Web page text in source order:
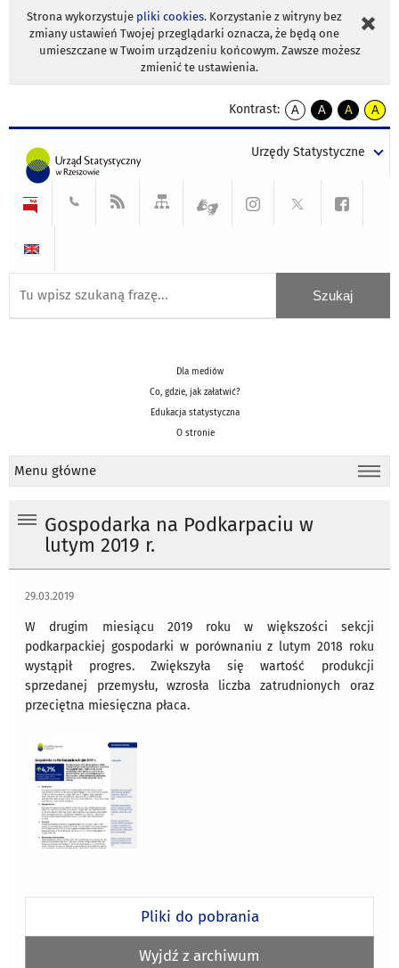
Strona wykorzystuje pliki cookies. Korzystanie z witryny bez
zmiany ustawień Twojej przeglądarki oznacza, że będą one
umieszczane w Twoim urządzeniu końcowym. Zawsze możesz
zmienić te ustawienia.
Kontrast:
A
kontrast
A
kontrast
tekst
czarnym
A
kontrast
tekst
czarnym
A
tekst
żółtym
Urzędy Statystyczne
Dla mediów
Co, gdzie, jak załatwić?
Edukacja statystyczna
O stronie
Menu główne
Gospodarka na Podkarpaciu w
lutym 2019 r.
29.03.2019
W drugim miesiącu 2019 roku w większości sekcji
podkarpackiej gospodarki w porównaniu z lutym 2018 roku
wystąpił progres. Zwiększyła się wartość produkcji
sprzedanej przemysłu, wzrosła liczba zatrudnionych oraz
przeciętna miesięczna płaca.
Pliki do pobrania
Wyjdź z archiwum